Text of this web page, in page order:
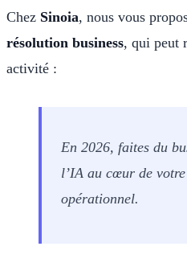
Chez Sinoia, nous vous
résolution business, qui peut
activité :
En 2026, faites du
l’IA au cœur de
opérationnel.